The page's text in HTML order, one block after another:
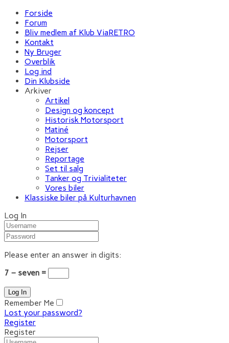
Forside
Forum
Bliv medlem af Klub ViaRETRO
Kontakt
Ny Bruger
Overblik
Log ind
Din Klubside
Arkiver
Artikel
Design og koncept
Historisk Motorsport
Matiné
Motorsport
Rejser
Reportage
Set til salg
Tanker og Trivialiteter
Vores biler
Klassiske biler på Kulturhavnen
Log In
Please enter an answer in digits:
7 − seven =
Remember Me
Lost your password?
Register
Register